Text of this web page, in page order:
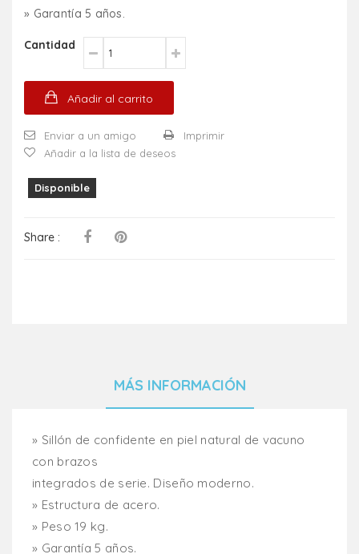
» Garantía 5 años.
Cantidad
Añadir al carrito
Enviar a un amigo
Imprimir
Añadir a la lista de deseos
Disponible
Share :
MÁS INFORMACIÓN
» Sillón de confidente en piel natural de vacuno
con brazos
integrados de serie. Diseño moderno.
» Estructura de acero.
» Peso 19 kg.
» Garantía 5 años.